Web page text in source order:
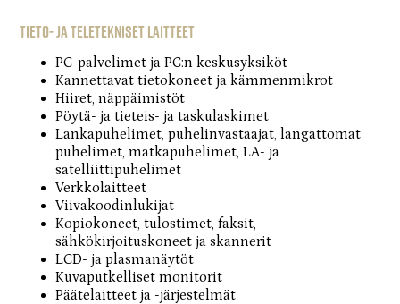
Tieto- ja teletekniset laitteet
PC-palvelimet ja PC:n keskusyksiköt
Kannettavat tietokoneet ja kämmenmikrot
Hiiret, näppäimistöt
Pöytä- ja tieteis- ja taskulaskimet
Lankapuhelimet, puhelinvastaajat, langattomat
puhelimet, matkapuhelimet, LA- ja
satelliittipuhelimet
Verkkolaitteet
Viivakoodinlukijat
Kopiokoneet, tulostimet, faksit,
sähkökirjoituskoneet ja skannerit
LCD- ja plasmanäytöt
Kuvaputkelliset monitorit
Päätelaitteet ja -järjestelmät